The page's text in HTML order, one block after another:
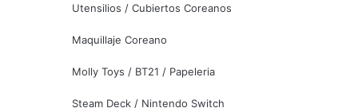
Utensilios / Cubiertos Coreanos
Maquillaje Coreano
Molly Toys / BT21 / Papeleria
Steam Deck / Nintendo Switch